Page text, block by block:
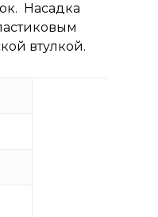
Насадка
втулкой.